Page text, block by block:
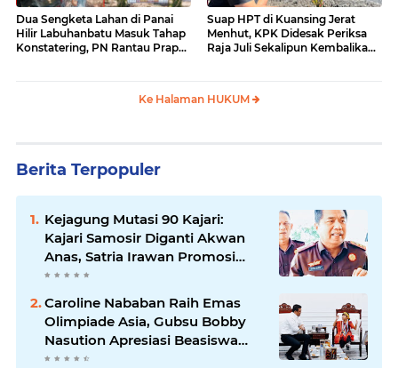
Dua Sengketa Lahan di Panai
Hilir Labuhanbatu Masuk Tahap
Konstatering, PN Rantau Prapat
Suap HPT di Kuansing Jerat
Menhut, KPK Didesak Periksa
Raja Juli Sekalipun Kembalikan
Ke Halaman HUKUM
Berita Terpopuler
Kejagung Mutasi 90 Kajari:
Kajari Samosir Diganti Akwan
Anas, Satria Irawan Promosi
Kemana?
Caroline Nababan Raih Emas
Olimpiade Asia, Gubsu Bobby
Nasution Apresiasi Beasiswa
dan Bimbel